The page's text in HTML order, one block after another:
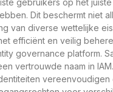
gebruikers op het
Dit beschermt niet
van diverse wettelijke
efficiënt en veilig
governance platform.
vertrouwde naam in